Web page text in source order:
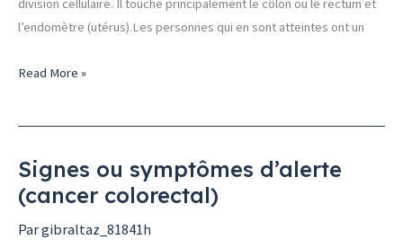
division cellulaire. Il touche principalement le côlon ou le rectum et
l’endomètre (utérus).Les personnes qui en sont atteintes ont un
Read More »
Signes ou symptômes d’alerte
(cancer colorectal)
Pargibraltaz_81841h
Signes
ou
d’alerte